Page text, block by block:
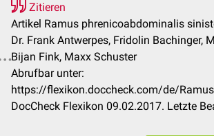
Zitieren
Artikel Ramus phrenicoabdominalis
Dr. Frank Antwerpes, Fridolin Bachinger,
Bijan Fink, Maxx Schuster
Abrufbar unter:
https://flexikon.doccheck.com/de/
DocCheck Flexikon 09.02.2017. Letzte